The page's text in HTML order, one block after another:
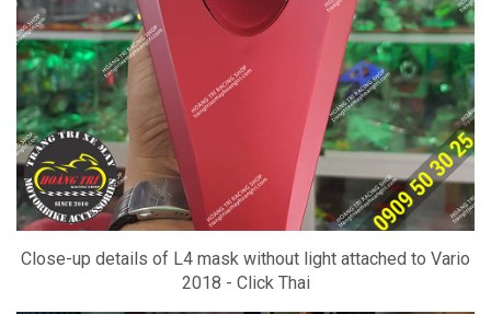
Close-up details of L4 mask without light attached to Vario
2018 - Click Thai